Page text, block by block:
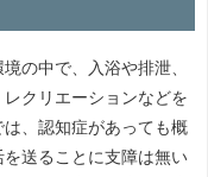
の中で、入浴や排泄、
クリエーションなどを
、認知症があっても概
送ることに支障は無い